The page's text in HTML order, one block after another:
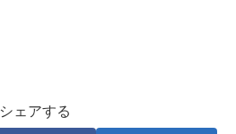
シェアする